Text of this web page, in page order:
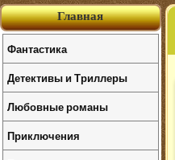
Главная
Фантастика
Детективы и Триллеры
Любовные романы
Приключения